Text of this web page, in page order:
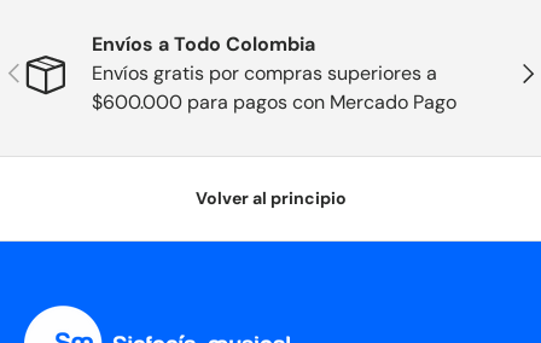
Anterior
Envíos a Todo Colombia
Envíos gratis por compras superiores a
$600.000 para pagos con Mercado Pago
Volver al principio